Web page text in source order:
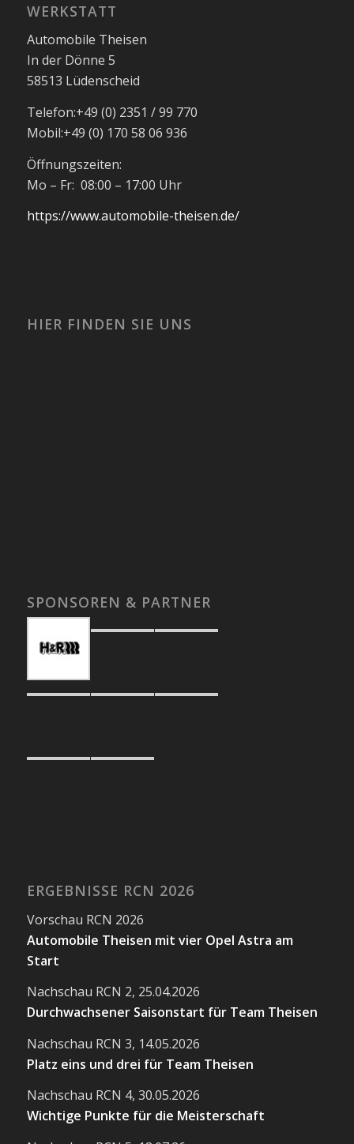
WERKSTATT
Automobile Theisen
In der Dönne 5
58513 Lüdenscheid
Telefon:+49 (0) 2351 / 99 770
Mobil:+49 (0) 170 58 06 936
Öffnungszeiten:
Mo – Fr: 08:00 – 17:00 Uhr
https://www.automobile-theisen.de/
HIER FINDEN SIE UNS
SPONSOREN & PARTNER
ERGEBNISSE RCN 2026
Vorschau RCN 2026
Automobile Theisen mit vier Opel Astra am
Start
Nachschau RCN 2, 25.04.2026
Durchwachsener Saisonstart für Team Theisen
Nachschau RCN 3, 14.05.2026
Platz eins und drei für Team Theisen
Nachschau RCN 4, 30.05.2026
Wichtige Punkte für die Meisterschaft